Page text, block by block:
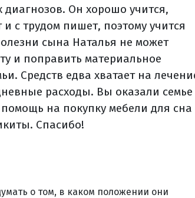
диагнозов. Он хорошо учится,
и с трудом пишет, поэтому учится
сына Наталья не может
и поправить материальное
Средств едва хватает на
расходы. Вы оказали семье
на покупку мебели для сна
Спасибо!
о том, в каком положении они